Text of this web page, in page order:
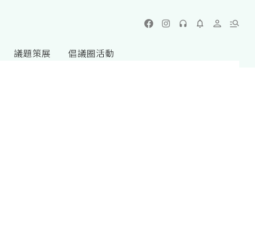
議題策展 倡議圈活動